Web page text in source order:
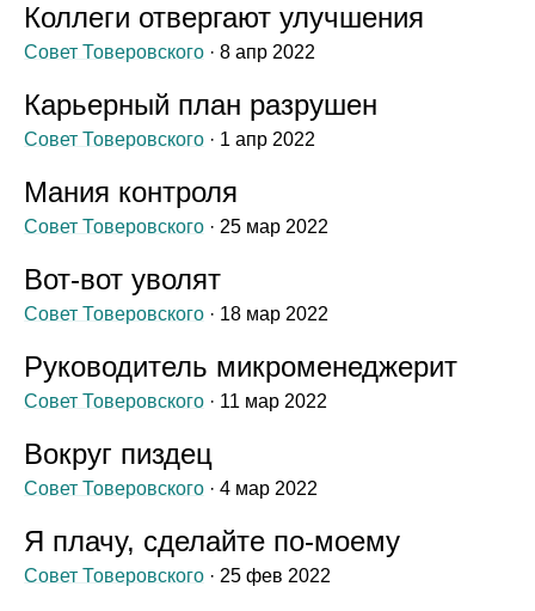
Коллеги отвергают улучшения
Совет Товеровского · 8 апр 2022
Карьерный план разрушен
Совет Товеровского · 1 апр 2022
Мания контроля
Совет Товеровского · 25 мар 2022
Вот‑вот уволят
Совет Товеровского · 18 мар 2022
Руководитель микроменеджерит
Совет Товеровского · 11 мар 2022
Вокруг пиздец
Совет Товеровского · 4 мар 2022
Я плачу, сделайте по‑моему
Совет Товеровского · 25 фев 2022